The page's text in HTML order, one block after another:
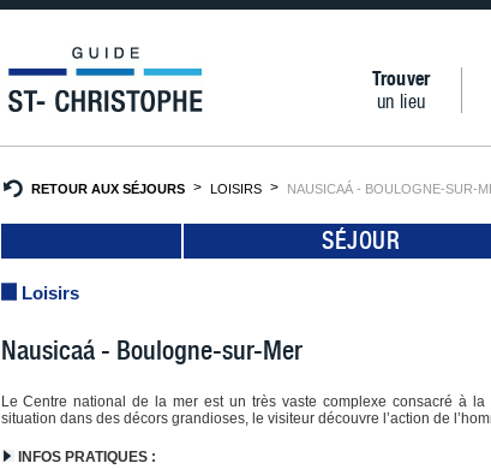
Trouver
un lieu
RETOUR AUX SÉJOURS LOISIRS NAUSICAÁ - BOULOGNE-SUR-
SÉJOUR
Loisirs
Nausicaá - Boulogne-sur-Mer
Le Centre national de la mer est un très vaste complexe consacré à
situation dans des décors grandioses, le visiteur découvre l’action de
INFOS PRATIQUES :